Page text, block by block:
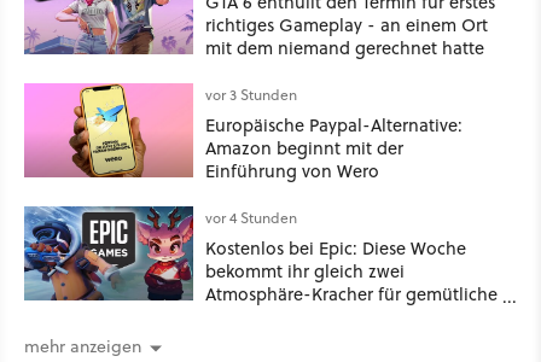
richtiges Gameplay - an einem Ort
mit dem niemand gerechnet hatte
vor 3 Stunden
Europäische Paypal-Alternative:
Amazon beginnt mit der
Einführung von Wero
vor 4 Stunden
Kostenlos bei Epic: Diese Woche
bekommt ihr gleich zwei
Atmosphäre-Kracher für gemütliche
mehr anzeigen